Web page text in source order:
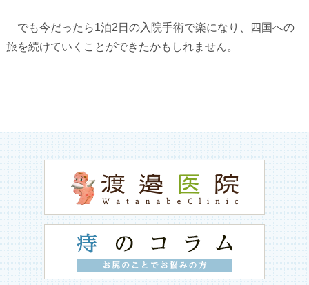
でも今だったら1泊2 日の入院手術で楽になり、四国への
旅を続けていくことができたかもしれません。